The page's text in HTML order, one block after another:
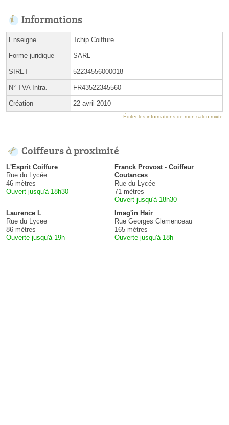
Informations
Enseigne Tchip Coiffure
Forme juridique SARL
SIRET 52234556000018
N° TVA Intra. FR43522345560
Création 22 avril 2010
Éditer les informations de mon salon mixte
Coiffeurs à proximité
L'Esprit Coiffure
Rue du Lycée
46 mètres
Ouvert jusqu'à 18h30
Franck Provost - Coiffeur
Coutances
Rue du Lycée
71 mètres
Ouvert jusqu'à 18h30
Laurence L
Rue du Lycee
86 mètres
Ouverte jusqu'à 19h
Imag'in Hair
Rue Georges Clemenceau
165 mètres
Ouverte jusqu'à 18h